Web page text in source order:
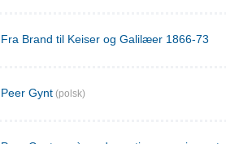
Fra Brand til Keiser og Galilæer 1866-73
Peer Gynt (polsk)